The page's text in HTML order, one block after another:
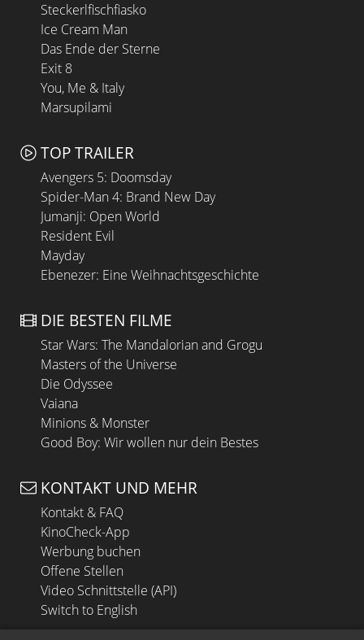
Steckerlfischfiasko
Ice Cream Man
Das Ende der Sterne
Exit 8
You, Me & Italy
Marsupilami
TOP TRAILER
Avengers 5: Doomsday
Spider-Man 4: Brand New Day
Jumanji: Open World
Resident Evil
Mayday
Ebenezer: Eine Weihnachtsgeschichte
DIE BESTEN FILME
Star Wars: The Mandalorian and Grogu
Masters of the Universe
Die Odyssee
Vaiana
Minions & Monster
Good Boy: Wir wollen nur dein Bestes
KONTAKT UND MEHR
Kontakt & FAQ
KinoCheck-App
Werbung buchen
Offene Stellen
Video Schnittstelle (API)
Switch to English